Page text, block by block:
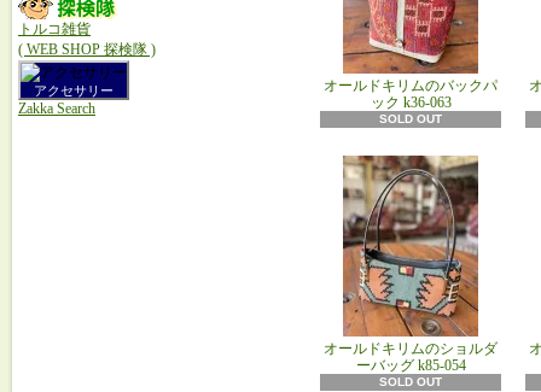
トルコ雑貨
( WEB SHOP 探検隊 )
アクセサリー
Zakka Search
オールドキリムのバックパ
ック k36‐063
SOLD OUT
オールドキリムのショルダ
ーバッグ k85‐054
SOLD OUT